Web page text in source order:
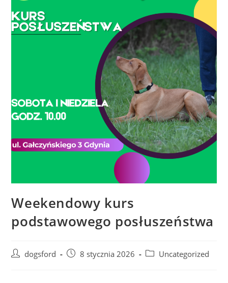
Weekendowy kurs
podstawowego posłuszeństwa
Postdogsford
Post8 stycznia 2026
PostUncategorized